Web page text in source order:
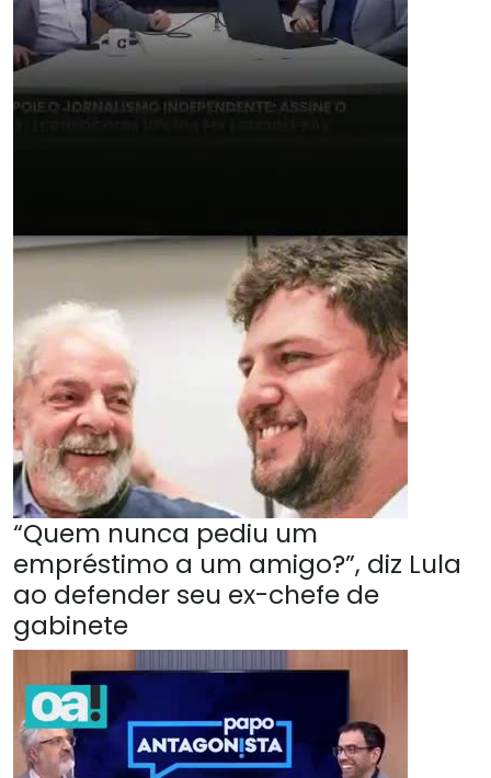
“Quem nunca pediu um
empréstimo a um amigo?”, diz Lula
ao defender seu ex-chefe de
gabinete